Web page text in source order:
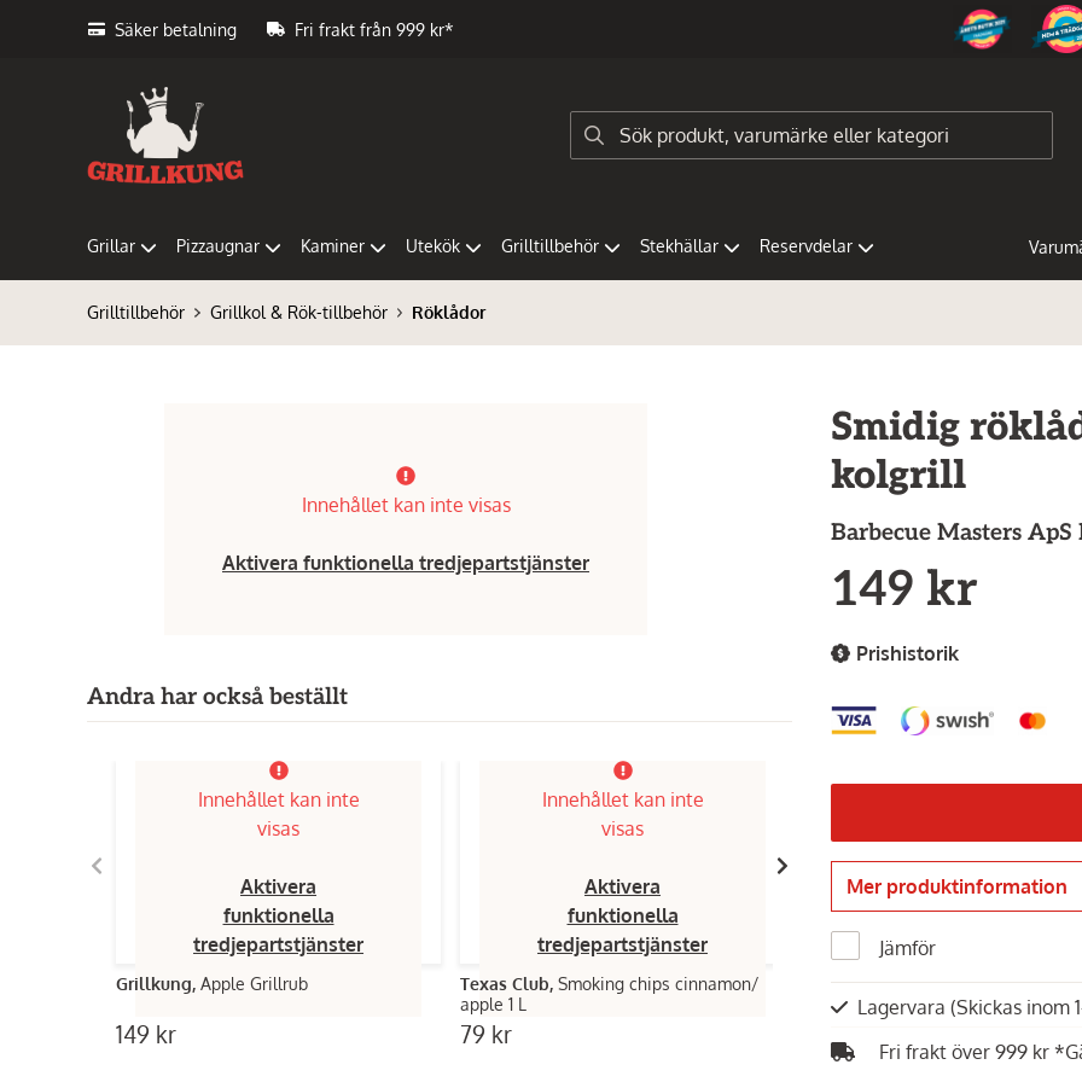
Säker betalning Fri frakt från 999 kr*
Grillar Pizzaugnar Kaminer Utekök Grilltillbehör Stekhällar Reservdelar
Grilltillbehör Grillkol & Rök-tillbehör Röklådor
Innehållet kan inte visas
Aktivera funktionella tredjepartstjänster
Andra har också beställt
Innehållet kan inte
visas
Aktivera
funktionella
tredjepartstjänster
Grillkung, Apple Grillrub
149 kr
Innehållet kan inte
visas
Aktivera
funktionella
tredjepartstjänster
Texas Club, Smoking chips cinnamon/
apple 1 L
79 kr
Aktivera
funktionella
tredjepartstjänster
Broil King,Röklåda
Smidig
kolgrill
Barbecue Masters ApS
149 kr
Prishistorik
Mer produktinformation
Jämför
Lagervara (Skickas inom
Fri frakt över 999 kr